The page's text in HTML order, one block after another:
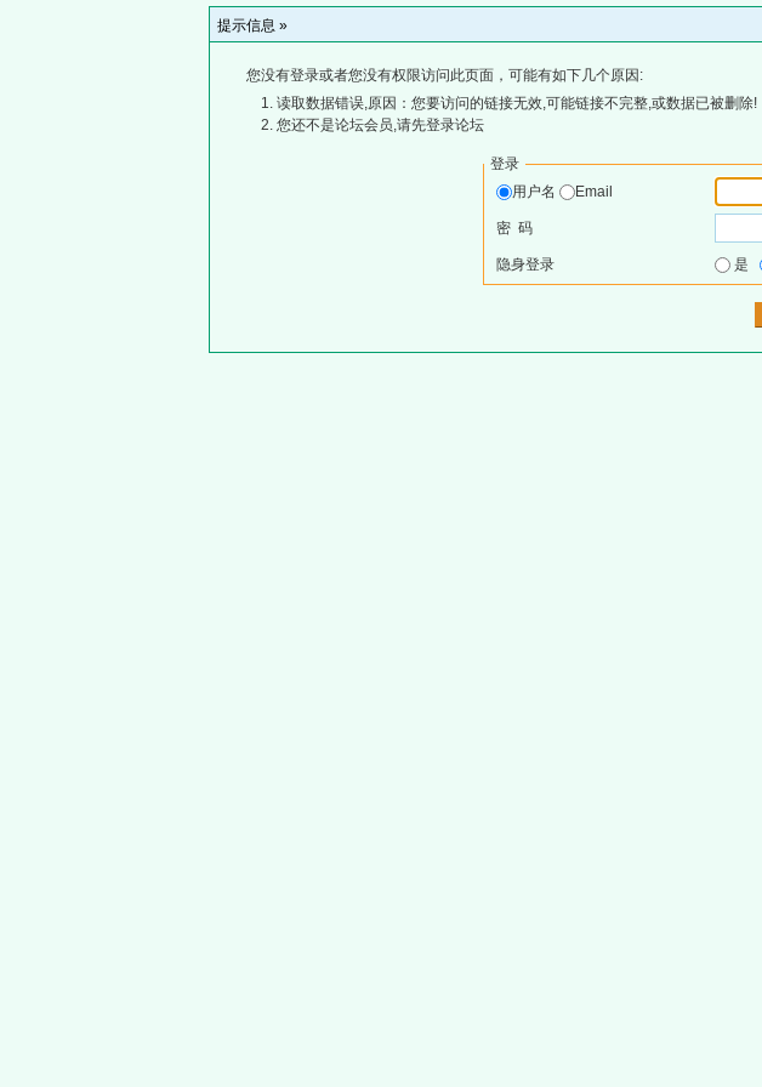
提示信息 »
您没有登录或者您没有权限访问此页面，可能有如下几个原因:
读取数据错误,原因：您要访问的链接无效,可能链接不完整,或数据已被删除!
您还不是论坛会员,请先登录论坛
登录
用户名
Email
密 码
隐身登录 是